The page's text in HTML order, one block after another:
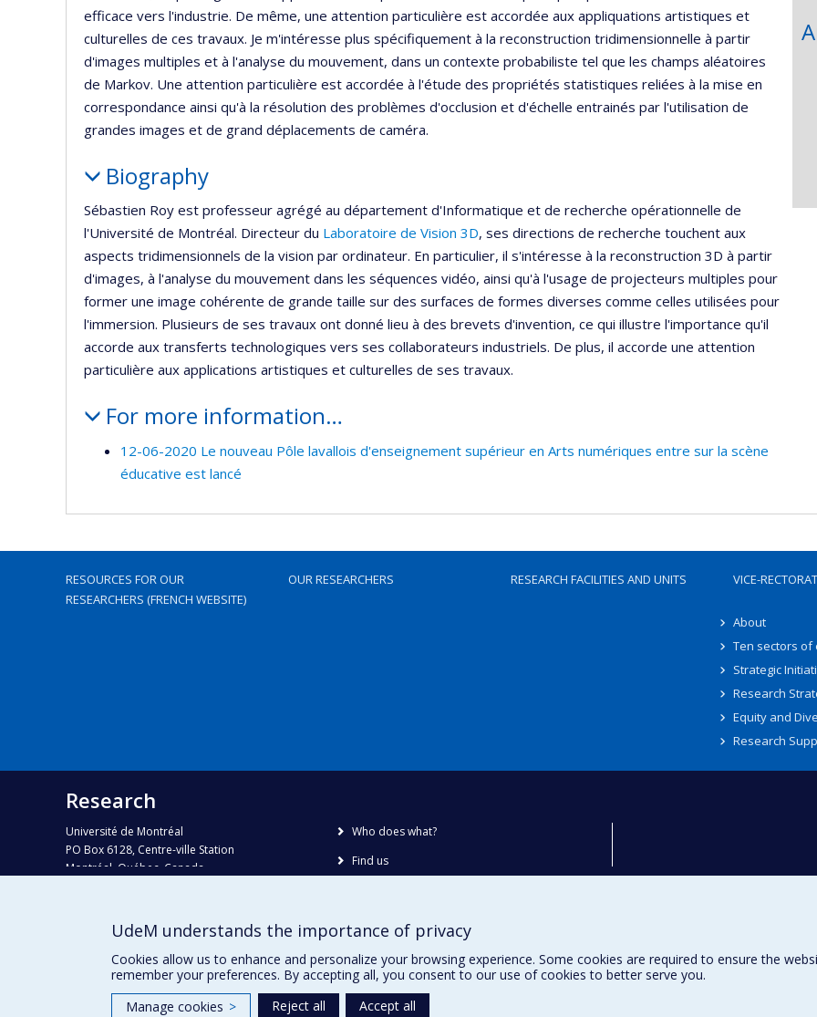
efficace vers l'industrie. De même, une attention particulière est accordée aux appliquations artistiques et
culturelles de ces travaux. Je m'intéresse plus spécifiquement à la reconstruction tridimensionnelle à partir
d'images multiples et à l'analyse du mouvement, dans un contexte probabiliste tel que les champs aléatoires
de Markov. Une attention particulière est accordée à l'étude des propriétés statistiques reliées à la mise en
correspondance ainsi qu'à la résolution des problèmes d'occlusion et d'échelle entrainés par l'utilisation de
grandes images et de grand déplacements de caméra.
Biography
Sébastien Roy est professeur agrégé au département d'Informatique et de recherche opérationnelle de
l'Université de Montréal. Directeur du Laboratoire de Vision 3D, ses directions de recherche touchent aux
aspects tridimensionnels de la vision par ordinateur. En particulier, il s'intéresse à la reconstruction 3D à partir
d'images, à l'analyse du mouvement dans les séquences vidéo, ainsi qu'à l'usage de projecteurs multiples pour
former une image cohérente de grande taille sur des surfaces de formes diverses comme celles utilisées pour
l'immersion. Plusieurs de ses travaux ont donné lieu à des brevets d'invention, ce qui illustre l'importance qu'il
accorde aux transferts technologiques vers ses collaborateurs industriels. De plus, il accorde une attention
particulière aux applications artistiques et culturelles de ses travaux.
For more information…
12-06-2020 Le nouveau Pôle lavallois d'enseignement supérieur en Arts numériques entre sur la scène
éducative est lancé
RESOURCES FOR OUR
RESEARCHERS (FRENCH WEBSITE)
OUR RESEARCHERS RESEARCH FACILITIES AND UNITS VICE-
About
Ten sectors of
Strategic
Research
Equity and
Research
Research
Université de Montréal
PO Box 6128, Centre-ville Station
Montréal, Québec, Canada
Phone : 514 343-6111, #38492
recherche@umontreal.ca
Who does what?
Find us
UdeM understands the importance of privacy
Cookies allow us to enhance and personalize your browsing experience. Some cookies are required to ensure the
remember your preferences. By accepting all, you consent to our use of cookies to better serve you.
Manage cookies > Reject all Accept all